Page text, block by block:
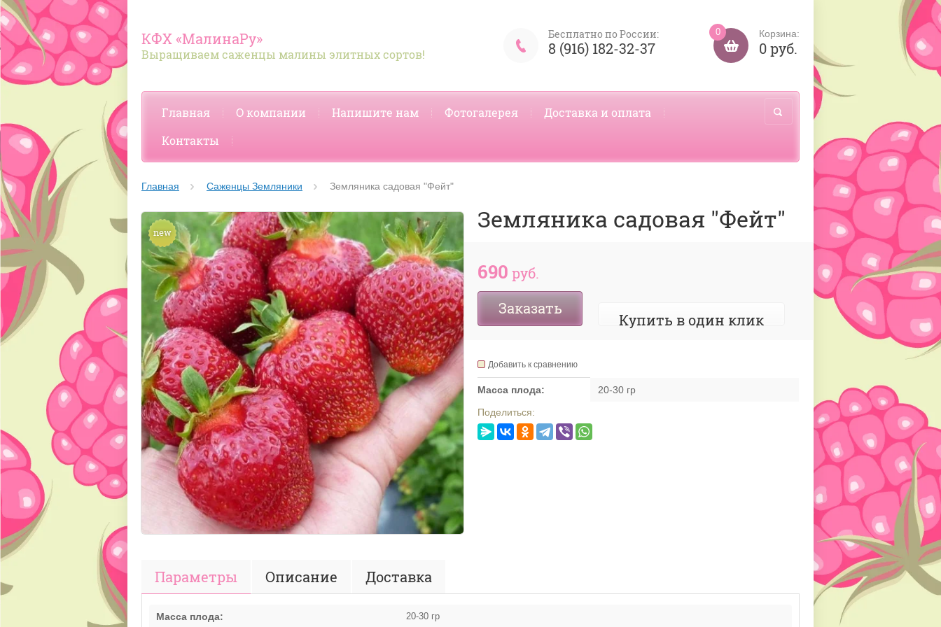
КФХ «МалинаРу»
Выращиваем саженцы малины элитных сортов!
0 Корзина:
0 руб.
Бесплатно по России:
8 (916) 182-32-37
Главная О компании Напишите нам Фотогалерея
Доставка и оплата
Контакты
Главная Саженцы Земляники Земляника садовая "Фейт"
new Земляника садовая "Фейт"
690 руб.
Заказать
Купить в один клик
Добавить к сравнению
Масса плода:
20-30 гр
Поделиться:
Параметры Описание Доставка
Масса плода: 20-30 гр